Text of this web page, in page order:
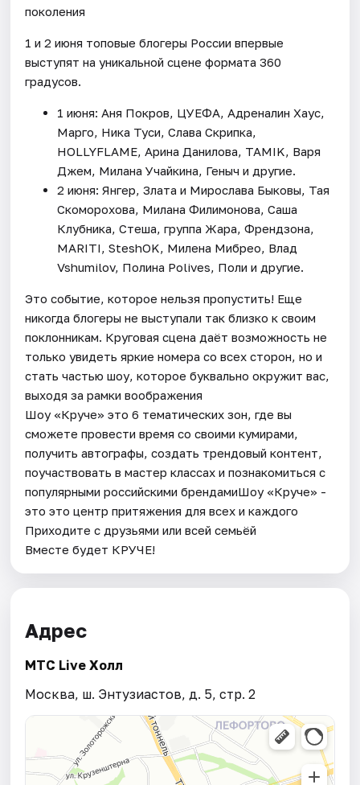
поколения
1 и 2 июня топовые блогеры России впервые
выступят на уникальной сцене формата 360
градусов.
1 июня: Аня Покров, ЦУЕФА, Адреналин Хаус,
Марго, Ника Туси, Слава Скрипка,
HOLLYFLAME, Арина Данилова, TAMIK, Варя
Джем, Милана Учайкина, Геныч и другие.
2 июня: Янгер, Злата и Мирослава Быковы, Тая
Скоморохова, Милана Филимонова, Саша
Клубника, Стеша, группа Жара, Френдзона,
MARITI, SteshOK, Милена Мибрео, Влад
Vshumilov, Полина Polives, Поли и другие.
Это событие, которое нельзя пропустить! Еще
никогда блогеры не выступали так близко к своим
поклонникам. Круговая сцена даёт возможность не
только увидеть яркие номера со всех сторон, но и
стать частью шоу, которое буквально окружит вас,
выходя за рамки воображения
Шоу «Круче» это 6 тематических зон, где вы
сможете провести время со своими кумирами,
получить автографы, создать трендовый контент,
поучаствовать в мастер классах и познакомиться с
популярными российскими брендамиШоу «Круче» -
это это центр притяжения для всех и каждого
Приходите с друзьями или всей семьёй
Вместе будет КРУЧЕ!
Адрес
МТС Live Холл
Москва, ш. Энтузиастов, д. 5, стр. 2